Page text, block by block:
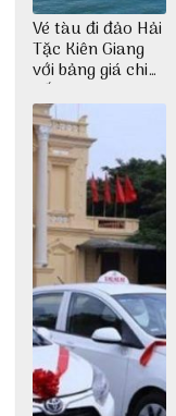
Vé tàu đi đảo Hải
Tặc Kiên Giang
với bảng giá chi
tiết